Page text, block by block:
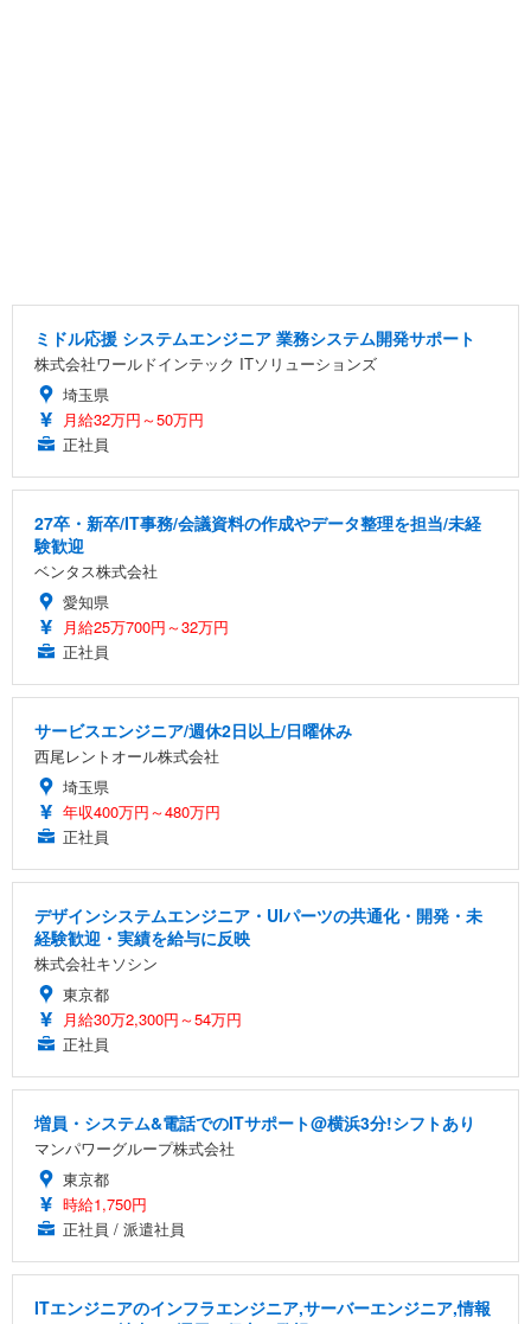
ミドル応援 システムエンジニア 業務システム開発サポート
株式会社ワールドインテック ITソリューションズ
埼玉県
月給32万円～50万円
正社員
27卒・新卒/IT事務/会議資料の作成やデータ整理を担当/未経
験歓迎
ベンタス株式会社
愛知県
月給25万700円～32万円
正社員
サービスエンジニア/週休2日以上/日曜休み
西尾レントオール株式会社
埼玉県
年収400万円～480万円
正社員
デザインシステムエンジニア・UIパーツの共通化・開発・未
経験歓迎・実績を給与に反映
株式会社キソシン
東京都
月給30万2,300円～54万円
正社員
増員・システム&電話でのITサポート@横浜3分!シフトあり
マンパワーグループ株式会社
東京都
時給1,750円
正社員 / 派遣社員
ITエンジニアのインフラエンジニア,サーバーエンジニア,情報